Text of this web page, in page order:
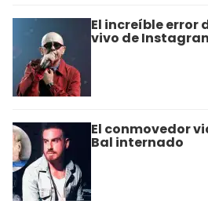
El increíble error
vivo de
El conmovedor
Bal internado